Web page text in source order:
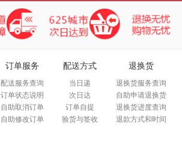
订单服务
配送服务查询
订单状态说明
自助取消订单
自助修改订单
配送方式
当日递
次日达
订单自提
验货与签收
退换货
退换货服务查询
自助申请退换货
退换货进度查询
退款方式和时间